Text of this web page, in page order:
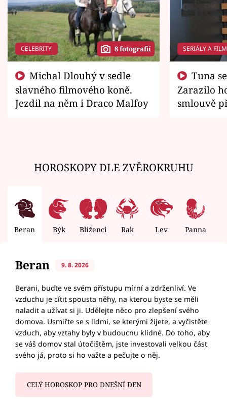
CELEBRITY 8 fotografií
slavného filmového koně.
Jezdil na něm i Draco Malfoy
SERIÁLY A
Zarazilo
smlouvě
HOROSKOPY DLE ZVĚROKRUHU
Beran Býk Blíženci Rak Lev Panna
Beran 9. 8. 2026
Berani, buďte ve svém přístupu mírní a zdrženliví. Ve
vzduchu je cítit spousta něhy, na kterou byste se měli
naladit a užívat si ji. Udělejte něco pro zlepšení svého
domova. Usmiřte se s lidmi, se kterými žijete, a vyčistěte
vzduch, aby vztahy byly v budoucnu klidné. Do toho, aby
se váš domov stal útočištěm, jste investovali velkou část
svého já, proto si ho važte a pečujte o něj.
CELÝ HOROSKOP PRO DNEŠNÍ DEN